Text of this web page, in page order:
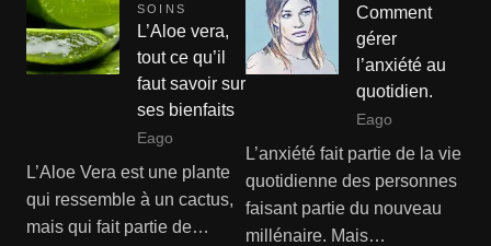
SOINS
L’Aloe vera,
tout ce qu’il
faut savoir sur
ses bienfaits
Eago
L’Aloe Vera est une plante
qui ressemble à un cactus,
mais qui fait partie de…
Comment
gérer
l’anxiété au
quotidien.
Eago
L’anxiété fait partie de la vie
quotidienne des personnes
faisant partie du nouveau
millénaire. Mais…